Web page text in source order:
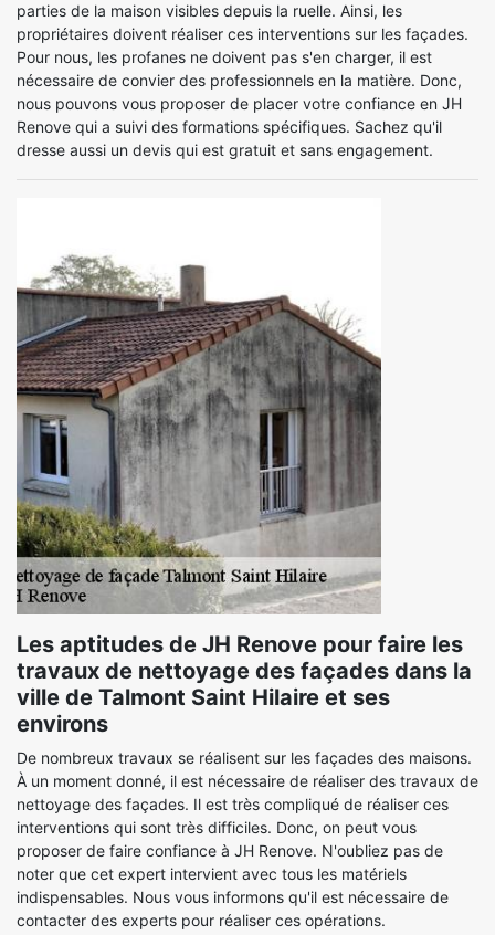
parties de la maison visibles depuis la ruelle. Ainsi, les
propriétaires doivent réaliser ces interventions sur les façades.
Pour nous, les profanes ne doivent pas s'en charger, il est
nécessaire de convier des professionnels en la matière. Donc,
nous pouvons vous proposer de placer votre confiance en JH
Renove qui a suivi des formations spécifiques. Sachez qu'il
dresse aussi un devis qui est gratuit et sans engagement.
Les aptitudes de JH Renove pour faire les
travaux de nettoyage des façades dans la
ville de Talmont Saint Hilaire et ses
environs
De nombreux travaux se réalisent sur les façades des maisons.
À un moment donné, il est nécessaire de réaliser des travaux de
nettoyage des façades. Il est très compliqué de réaliser ces
interventions qui sont très difficiles. Donc, on peut vous
proposer de faire confiance à JH Renove. N'oubliez pas de
noter que cet expert intervient avec tous les matériels
indispensables. Nous vous informons qu'il est nécessaire de
contacter des experts pour réaliser ces opérations.